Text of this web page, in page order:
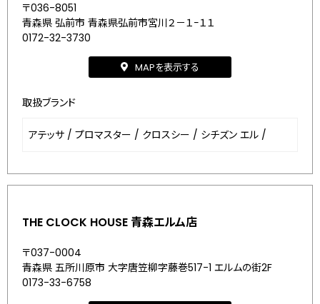
〒036-8051
青森県 弘前市 青森県弘前市宮川２－１−１１
0172-32-3730
MAPを表示する
取扱ブランド
アテッサ / プロマスター / クロスシー / シチズン エル /
THE CLOCK HOUSE 青森エルム店
〒037-0004
青森県 五所川原市 大字唐笠柳字藤巻517-1 エルムの街2F
0173-33-6758